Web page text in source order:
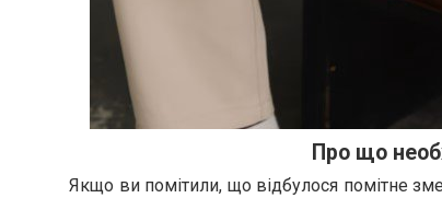
Про що
Якщо ви помітили, що відбулося помітне